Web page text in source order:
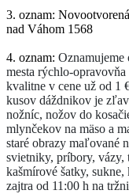
3. oznam:
nad Váhom 1568
4. oznam: Oznamujeme
mesta rýchlo-
kvalitne v cene už od 1
kusov dáždnikov je
nožníc, nožov do
mlynčekov na mäso a
staré obrazy maľované
svietniky, príbory, vázy,
kašmírové šatky,
zajtra od 11:00 h na